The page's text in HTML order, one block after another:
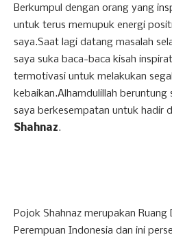
Berkumpul dengan orang yang
untuk terus memupuk energi
saya.Saat lagi datang masalah
saya suka baca-baca kisah
termotivasi untuk melakukan
kebaikan.Alhamdulillah beruntung
saya berkesempatan untuk hadir
Shahnaz.
Pojok Shahnaz merupakan
Perempuan Indonesia dan ini